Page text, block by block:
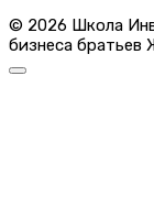
© 2026 Школа
бизнеса братьев